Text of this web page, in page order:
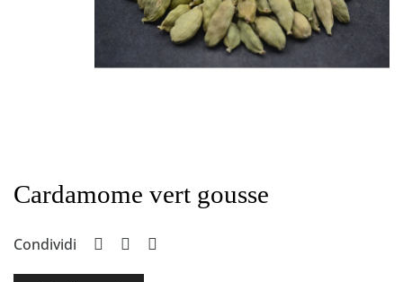
Cardamome vert gousse
Condividi